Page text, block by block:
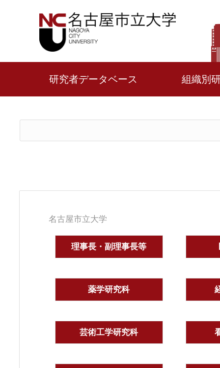
研究者データベース 組織別
名古屋市立大学
理事長・副理事長等
薬学研究科
芸術工学研究科